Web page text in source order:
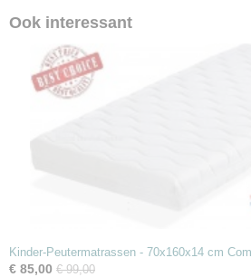
Ook interessant
Kinder-Peutermatrassen - 70x160x14 cm
€ 85,00 € 99,00